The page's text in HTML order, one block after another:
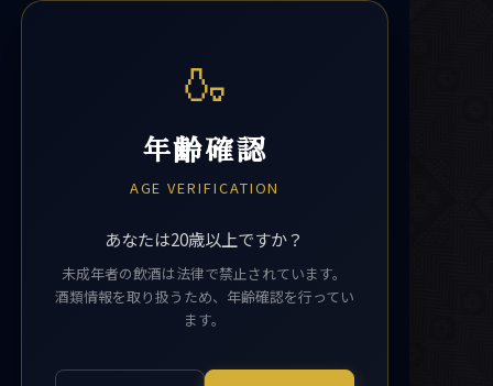
🍶
年齢確認
AGE VERIFICATION
あなたは20歳以上ですか？
未成年者の飲酒は法律で禁止されています。
酒類情報を取り扱うため、年齢確認を行ってい
ます。